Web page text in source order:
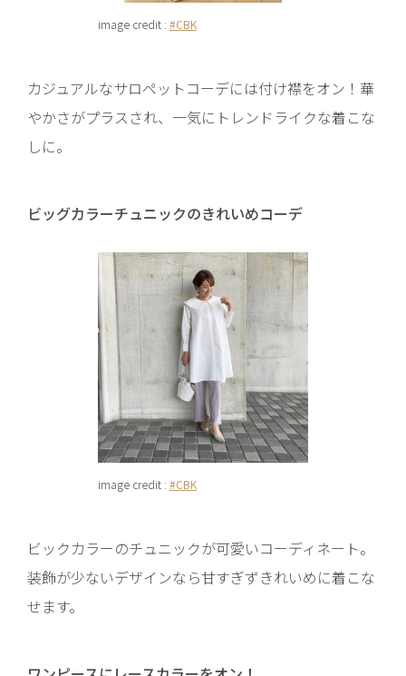
image credit : #CBK
カジュアルなサロペットコーデには付け襟をオン！華
やかさがプラスされ、一気にトレンドライクな着こな
しに。
ビッグカラーチュニックのきれいめコーデ
image credit : #CBK
ビックカラーのチュニックが可愛いコーディネート。
装飾が少ないデザインなら甘すぎずきれいめに着こな
せます。